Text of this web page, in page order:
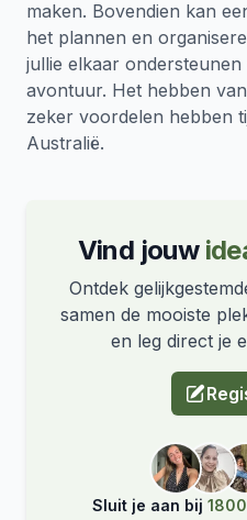
maken. Bovendien kan
het plannen en
jullie elkaar
avontuur. Het hebben
zeker voordelen hebben
Australië.
Vind jouw
Ontdek
samen de mooiste
en leg direct je
Sluit je aan bij